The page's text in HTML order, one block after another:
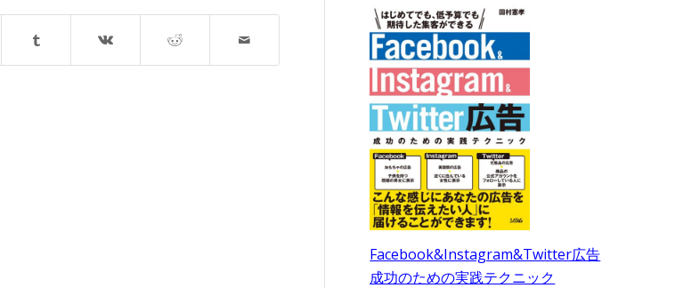
Facebook&Instagram&Twitter広告
成功のための実践テクニック